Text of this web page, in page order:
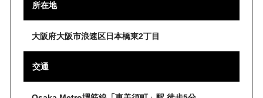
所在地
大阪府大阪市浪速区日本橋東2丁目
交通